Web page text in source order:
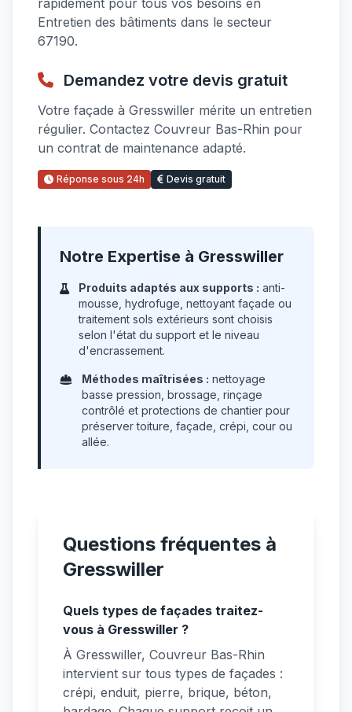
rapidement pour tous vos besoins en
Entretien des bâtiments dans le secteur
67190.
Demandez votre devis gratuit
Votre façade à Gresswiller mérite un entretien
régulier. Contactez Couvreur Bas-Rhin pour
un contrat de maintenance adapté.
Réponse sous 24h Devis gratuit
Notre Expertise à Gresswiller
Produits adaptés aux supports : anti-
mousse, hydrofuge, nettoyant façade ou
traitement sols extérieurs sont choisis
selon l'état du support et le niveau
d'encrassement.
Méthodes maîtrisées : nettoyage
basse pression, brossage, rinçage
contrôlé et protections de chantier pour
préserver toiture, façade, crépi, cour ou
allée.
Questions fréquentes à
Gresswiller
Quels types de façades traitez-
vous à Gresswiller ?
À Gresswiller, Couvreur Bas-Rhin
intervient sur tous types de façades :
crépi, enduit, pierre, brique, béton,